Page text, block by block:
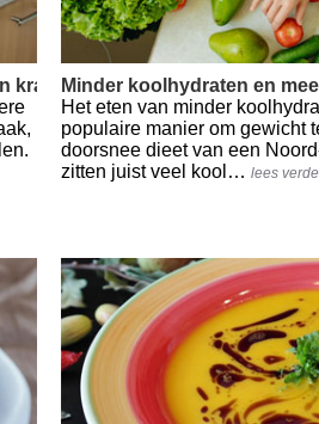
krachtigMinder koolhydraten en
Het eten van minder
populaire manier om gewicht
doorsnee dieet van een
zitten juist veel kool… lees